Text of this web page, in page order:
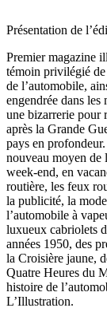
Présentation de
Premier magazine
témoin privilégié
de l’automobile,
engendrée dans les
une bizarrerie pour
après la Grande
pays en
nouveau moyen de
week-end, en
routière, les feux
la publicité, la
l’automobile à
luxueux cabriolets
années 1950, des
la Croisière jaune,
Quatre Heures du
histoire de
L’Illustration.